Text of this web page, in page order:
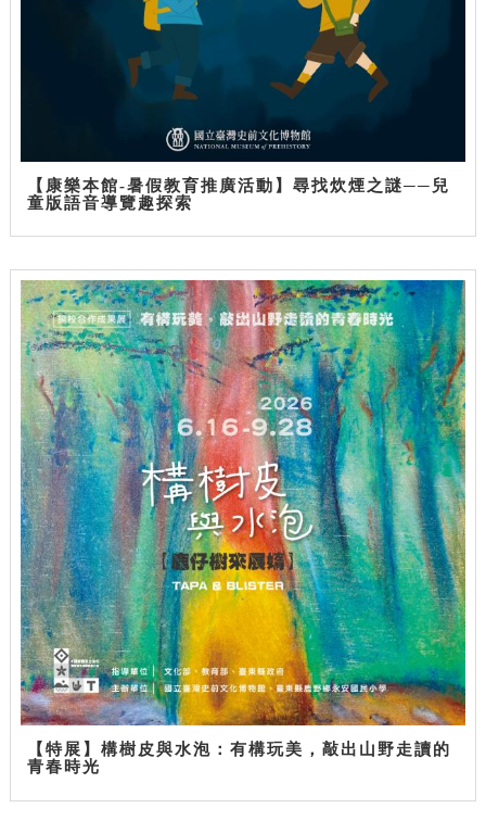
【康樂本館-暑假教育推廣活動】尋找炊煙之謎──兒
童版語音導覽趣探索
【特展】構樹皮與水泡：有構玩美，敲出山野走讀的
青春時光